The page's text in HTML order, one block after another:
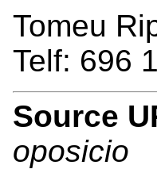
Tomeu
Telf: 696
Source
oposicio